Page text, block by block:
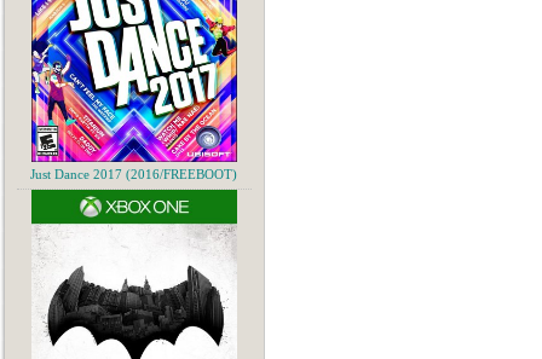
Just Dance 2017 (2016/FREEBOOT)